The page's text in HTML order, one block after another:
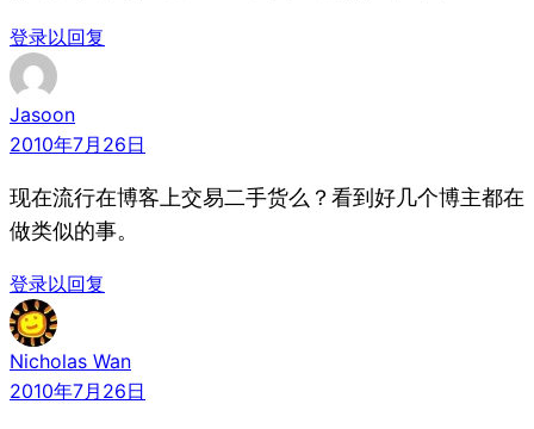
登录以回复
Jasoon
2010年7月26日
现在流行在博客上交易二手货么？看到好几个博主都在
做类似的事。
登录以回复
Nicholas Wan
2010年7月26日